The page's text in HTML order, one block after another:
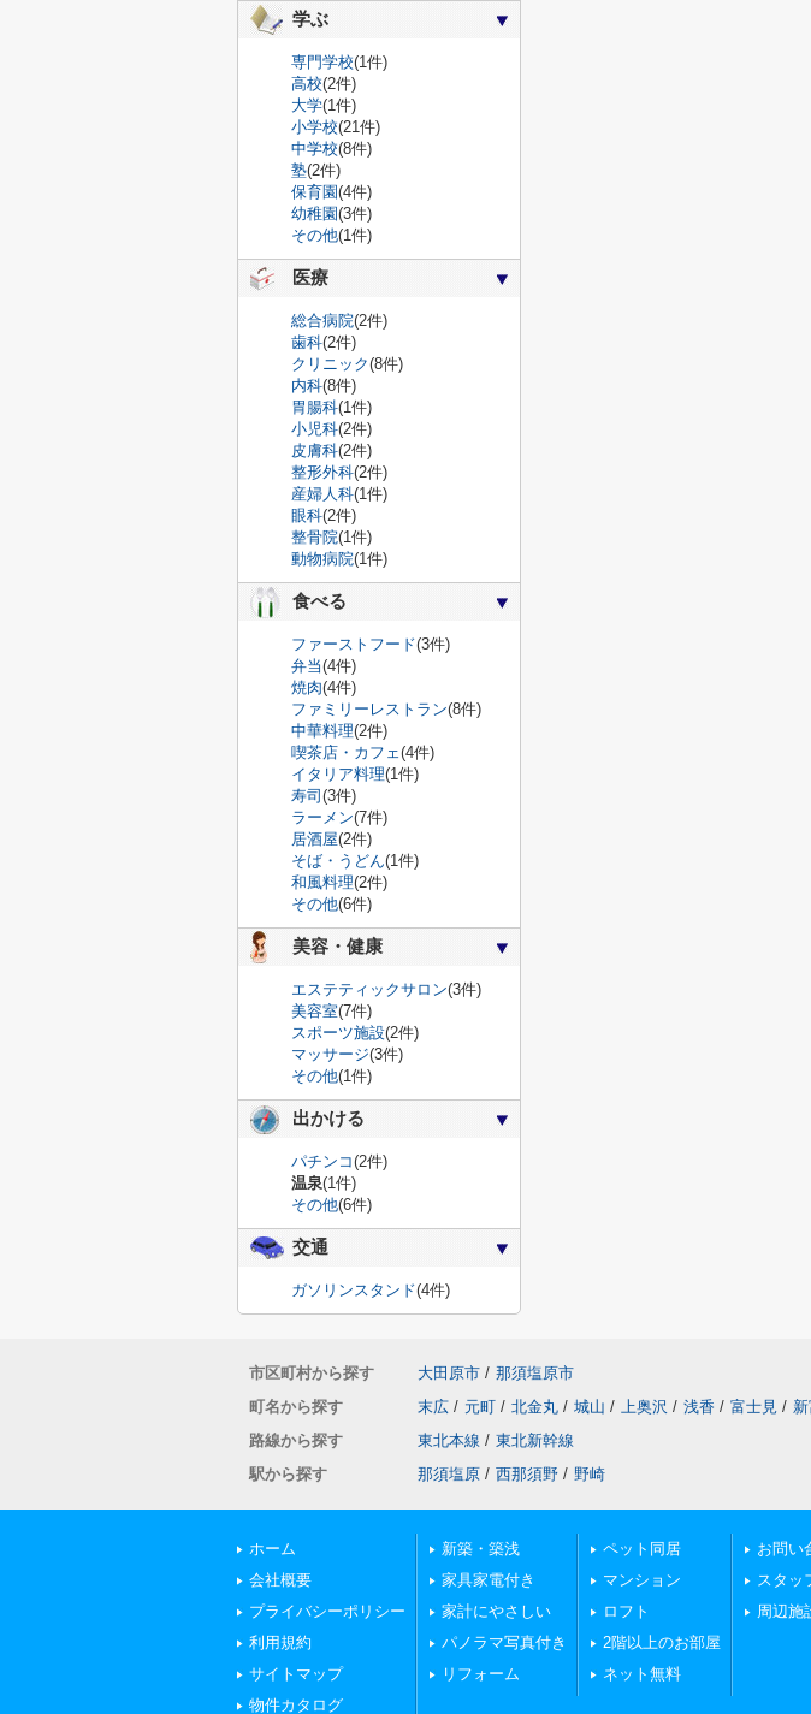
学ぶ
専門学校(1件)
高校(2件)
大学(1件)
小学校(21件)
中学校(8件)
塾(2件)
保育園(4件)
幼稚園(3件)
その他(1件)
医療
総合病院(2件)
歯科(2件)
クリニック(8件)
内科(8件)
胃腸科(1件)
小児科(2件)
皮膚科(2件)
整形外科(2件)
産婦人科(1件)
眼科(2件)
整骨院(1件)
動物病院(1件)
食べる
ファーストフード(3件)
弁当(4件)
焼肉(4件)
ファミリーレストラン(8件)
中華料理(2件)
喫茶店・カフェ(4件)
イタリア料理(1件)
寿司 (3件)
ラーメン(7件)
居酒屋(2件)
そば・うどん(1件)
和風料理(2件)
その他(6件)
美容・健康
エステティックサロン(3件)
美容室(7件)
スポーツ施設(2件)
マッサージ(3件)
その他(1件)
出かける
パチンコ(2件)
温泉(1件)
その他(6件)
交通
ガソリンスタンド(4件)
市区町村から探す 大田原市 / 那須塩原市
町名から探す
末広 / 元町 / 北金丸 / 城山 / 上奥沢 / 浅香 / 富士見 /
路線から探す
東北本線 / 東北新幹線
駅から探す
那須塩原 / 西那須野 / 野崎
ホーム
会社概要
プライバシーポリシー
利用規約
サイトマップ
物件カタログ
新築・築浅
家具家電付き
家計にやさしい
パノラマ写真付き
リフォーム
ペット同居
マンション
ロフト
2階以上のお部屋
ネット無料
お問い
スタッ
周辺施